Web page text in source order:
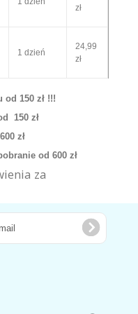
zł
1 dzień
24,99
zł
od 150 zł !!!
150 zł
zł
od 600 zł
za